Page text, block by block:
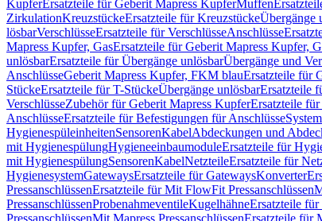
KupferErsatzteile für Geberit Mapress KupferMuffen
ZirkulationKreuzstückeErsatzteile für KreuzstückeÜbergänge
lösbarVerschlüsseErsatzteile für VerschlüsseAnschlüsse
Mapress Kupfer, GasErsatzteile für Geberit Mapress Kupfer,
unlösbarErsatzteile für Übergänge unlösbarÜbergänge und
AnschlüsseGeberit Mapress Kupfer, FKM blauErsatzteile für
StückeErsatzteile für T-StückeÜbergänge unlösbarErsatzteile
VerschlüsseZubehör für Geberit Mapress KupferErsatzteile
AnschlüsseErsatzteile für Befestigungen für Anschlüsse
HygienespüleinheitenSensorenKabelAbdeckungen und
mit HygienespülungHygieneeinbaumoduleErsatzteile für
mit HygienespülungSensorenKabelNetzteileErsatzteile für
HygienesystemGatewaysErsatzteile für GatewaysKonverter
PressanschlüssenErsatzteile für Mit FlowFit Pressanschlüssen
PressanschlüssenProbenahmeventileKugelhähneErsatzteile
PressanschlüssenMit Mapress PressanschlüssenErsatzteile für